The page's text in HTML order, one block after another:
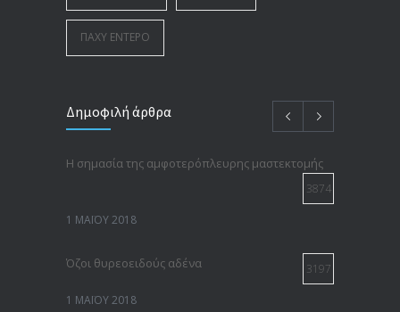
ΠΑΧΎ ΈΝΤΕΡΟ
Δημοφιλή άρθρα
Η σημασία της αμφοτερόπλευρης μαστεκτομής
3874
1 ΜΑΪ́ΟΥ 2018
Όζοι θυρεοειδούς αδένα 3197
1 ΜΑΪ́ΟΥ 2018